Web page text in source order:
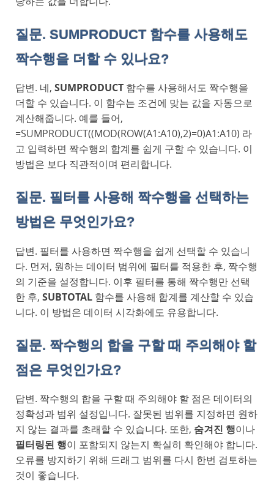
질문. SUMPRODUCT 함수를 사용해도
짝수행을 더할 수 있나요?
답변. 네, SUMPRODUCT 함수를 사용해서도 짝수행을
더할 수 있습니다. 이 함수는 조건에 맞는 값을 자동으로
계산해줍니다. 예를 들어,
=SUMPRODUCT((MOD(ROW(A1:A10),2)=0)A1:A10) 라
고 입력하면 짝수행의 합계를 쉽게 구할 수 있습니다. 이
방법은 보다 직관적이며 편리합니다.
질문. 필터를 사용해 짝수행을 선택하는
방법은 무엇인가요?
답변. 필터를 사용하면 짝수행을 쉽게 선택할 수 있습니
다. 먼저, 원하는 데이터 범위에 필터를 적용한 후, 짝수행
의 기준을 설정합니다. 이후 필터를 통해 짝수행만 선택
한 후, SUBTOTAL 함수를 사용해 합계를 계산할 수 있습
니다. 이 방법은 데이터 시각화에도 유용합니다.
질문. 짝수행의 합을 구할 때 주의해야 할
점은 무엇인가요?
답변. 짝수행의 합을 구할 때 주의해야 할 점은 데이터의
정확성과 범위 설정입니다. 잘못된 범위를 지정하면 원하
지 않는 결과를 초래할 수 있습니다. 또한, 숨겨진 행이나
필터링된 행이 포함되지 않는지 확실히 확인해야 합니다.
오류를 방지하기 위해 드래그 범위를 다시 한번 검토하는
것이 좋습니다.